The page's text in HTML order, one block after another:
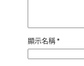
顯示名稱*